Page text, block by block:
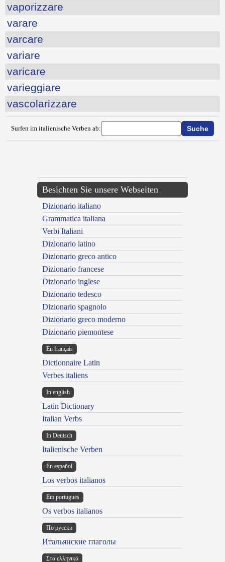
vaporizzare
varare
varcare
variare
varicare
varieggiare
vascolarizzare
Surfen im italienische Verben ab:
Besichten Sie unsere Webseiten
Dizionario italiano
Grammatica italiana
Verbi Italiani
Dizionario latino
Dizionario greco antico
Dizionario francese
Dizionario inglese
Dizionario tedesco
Dizionario spagnolo
Dizionario greco moderno
Dizionario piemontese
En français
Dictionnaire Latin
Verbes italiens
In english
Latin Dictionary
Italian Verbs
In Deutsch
Italienische Verben
En español
Los verbos italianos
Em portugues
Os verbos italianos
По русски
Итальянские глаголы
Στα ελληνικά